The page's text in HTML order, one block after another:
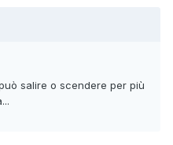
salire o scendere per più